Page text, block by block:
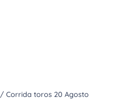
/ Corrida toros 20 Agosto